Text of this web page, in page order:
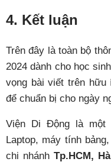
4. Kết luận
Trên đây là toàn bộ
2024 dành cho học
vọng bài viết trên hữu
để chuẩn bị cho ngày
Viện Di Động là một
Laptop, máy tính
chi nhánh Tp.HCM,